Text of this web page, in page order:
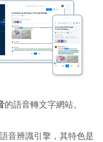
的語音轉文字網站。
音辨識引擎，其特色是